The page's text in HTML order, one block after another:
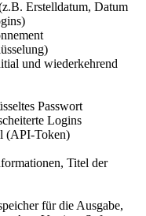
Erstelldatum, Datum
und wiederkehrend
Passwort
Logins
(API-Token)
Titel der
für die Ausgabe,